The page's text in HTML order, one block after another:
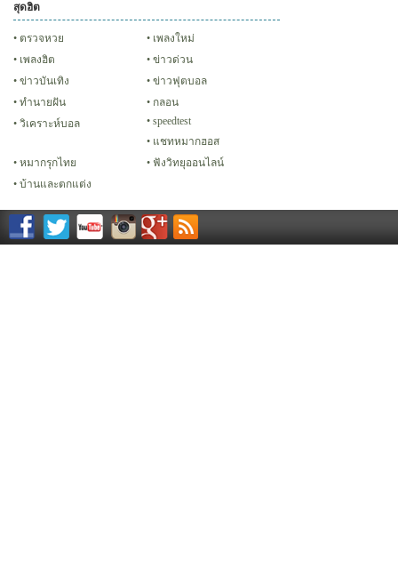
คลิป ภาพ ปฏิทิน 2556
Glitter
สุดฮิต
ตรวจหวย
เพลงใหม่
เพลงฮิต
ข่าวด่วน
ข่าวบันเทิง
ข่าวฟุตบอล
ทํานายฝัน
กลอน
วิเคราะห์บอล
speedtest
แชทหมากฮอส
หมากรุกไทย
ฟังวิทยุออนไลน์
บ้านและตกแต่ง